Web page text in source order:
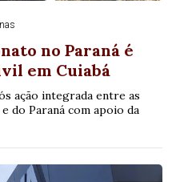
no Paraná é
em Cuiabá
ação integrada entre as
do Paraná com apoio da